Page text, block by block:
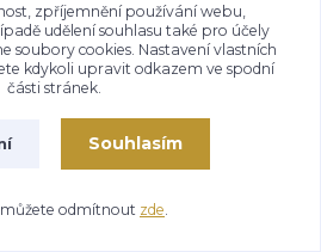
Shadow 5.0 SLIM 55 cm
- černý
4 899 Kč ks
Skladem
zpříjemnění používání webu,
udělení souhlasu také pro účely
soubory cookies. Nastavení vlastních
kdykoli upravit odkazem ve spodní
části stránek.
Souhlasím
můžete odmítnout zde